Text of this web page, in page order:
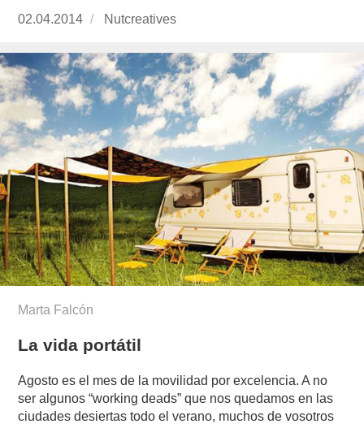
Publicado
02.04.2014 https://www.experimenta.es/author/
Nutcreatives
Marta Falcón
La vida portátil
Agosto es el mes de la movilidad por excelencia. A no
ser algunos “working deads” que nos quedamos en las
ciudades desiertas todo el verano, muchos de vosotros